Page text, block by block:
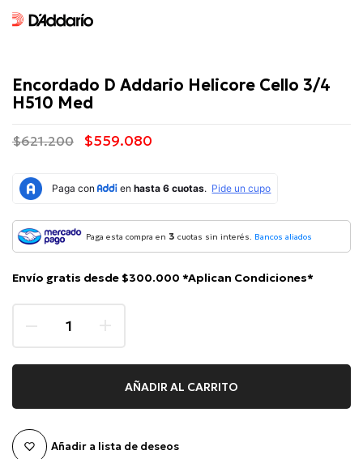
Encordado D Addario Helicore Cello 3/4
H510 Med
$621.200 $559.080
Paga esta compra en 3 cuotas sin interés. Bancos aliados
Envío gratis desde $300.000 *Aplican Condiciones*
AÑADIR AL CARRITO
Añadir a lista de deseos